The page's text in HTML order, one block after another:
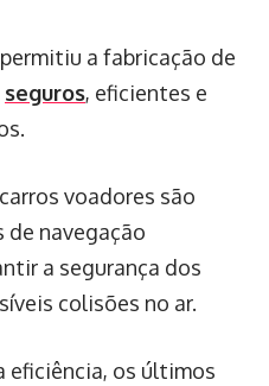
a fabricação de
seguros, eficientes e
voadores são
de navegação
a segurança dos
colisões no ar.
eficiência, os últimos